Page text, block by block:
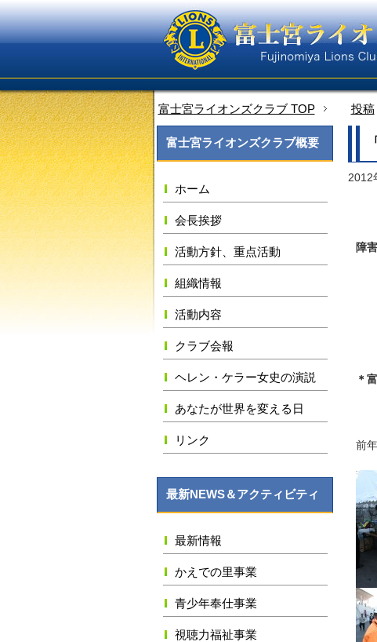
富士宮ライオンズクラブ TOP 投稿
2012
障
【
＊
前
富士宮ライオンズクラブ概要
ホーム
会長挨拶
活動方針、重点活動
組織情報
活動内容
クラブ会報
ヘレン・ケラー女史の演説
あなたが世界を変える日
リンク
最新NEWS＆アクティビティ
最新情報
かえでの里事業
青少年奉仕事業
視聴力福祉事業